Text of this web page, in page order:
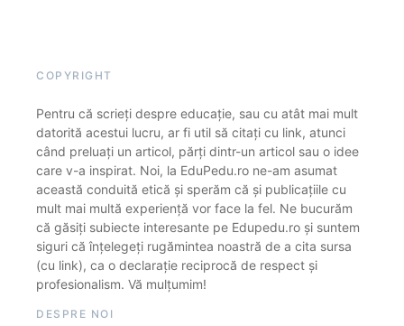
COPYRIGHT
Pentru că scrieți despre educație, sau cu atât mai mult
datorită acestui lucru, ar fi util să citați cu link, atunci
când preluați un articol, părți dintr-un articol sau o idee
care v-a inspirat. Noi, la EduPedu.ro ne-am asumat
această conduită etică și sperăm că și publicațiile cu
mult mai multă experiență vor face la fel. Ne bucurăm
că găsiți subiecte interesante pe Edupedu.ro și suntem
siguri că înțelegeți rugămintea noastră de a cita sursa
(cu link), ca o declarație reciprocă de respect și
profesionalism. Vă mulțumim!
DESPRE NOI